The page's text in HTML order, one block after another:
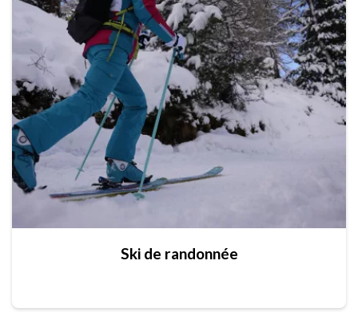
Ski de randonnée